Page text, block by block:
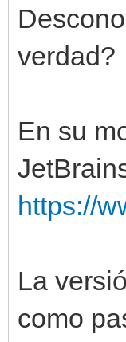
verdad?
En su
https://
La
como